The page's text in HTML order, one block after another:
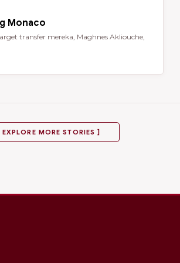
Monaco
transfer mereka, Maghnes Akliouche,
EXPLORE MORE STORIES ]